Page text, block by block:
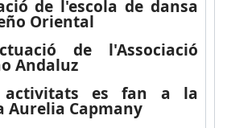
de l'escola de dansa
Oriental
de l'Associació
Andaluz
activitats es fan a la
Aurelia Capmany